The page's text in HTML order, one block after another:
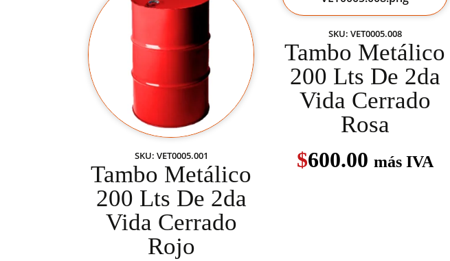
SKU: VET0005.001
Tambo Metálico
200 Lts De 2da
Vida Cerrado
Rojo
SKU: VET0005.008
Tambo Metálico
200 Lts De 2da
Vida Cerrado
Rosa
$600.00 más IVA